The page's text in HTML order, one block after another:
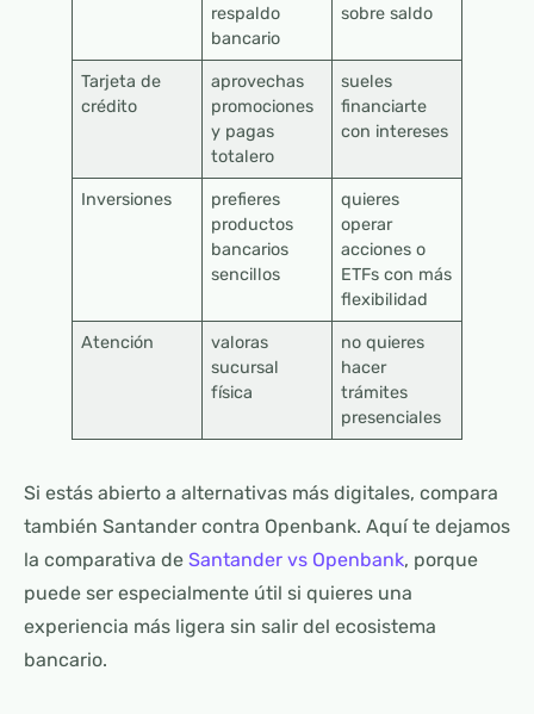
respaldo
bancario
sobre saldo
Tarjeta de
crédito
aprovechas
promociones
y pagas
totalero
sueles
financiarte
con intereses
Inversiones
prefieres
productos
bancarios
sencillos
quieres
operar
acciones o
ETFs con más
flexibilidad
Atención
valoras
sucursal
física
no quieres
hacer
trámites
presenciales
Si estás abierto a alternativas más digitales, compara
también Santander contra Openbank. Aquí te dejamos
la comparativa de Santander vs Openbank, porque
puede ser especialmente útil si quieres una
experiencia más ligera sin salir del ecosistema
bancario.